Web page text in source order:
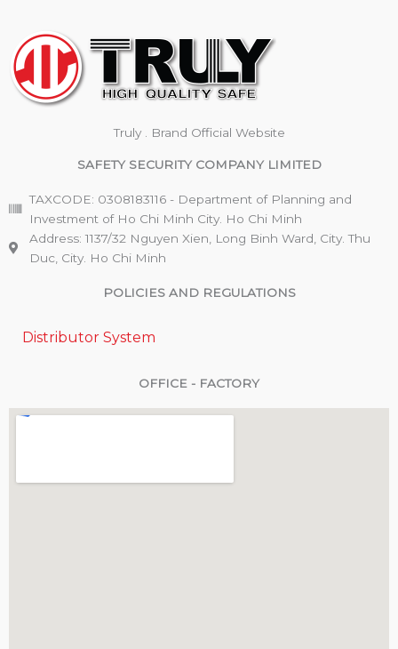
Truly . Brand Official Website
SAFETY SECURITY COMPANY LIMITED
TAXCODE: 0308183116 - Department of Planning and
Investment of Ho Chi Minh City. Ho Chi Minh
Address: 1137/32 Nguyen Xien, Long Binh Ward, City. Thu
Duc, City. Ho Chi Minh
POLICIES AND REGULATIONS
Distributor System
OFFICE - FACTORY